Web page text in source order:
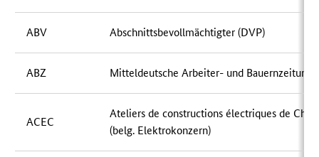
ABV Abschnittsbevollmächtigter (DVP)
ABZ Mitteldeutsche Arbeiter- und Bauernzeitung
ACEC
Ateliers de constructions électriques de
(belg. Elektrokonzern)